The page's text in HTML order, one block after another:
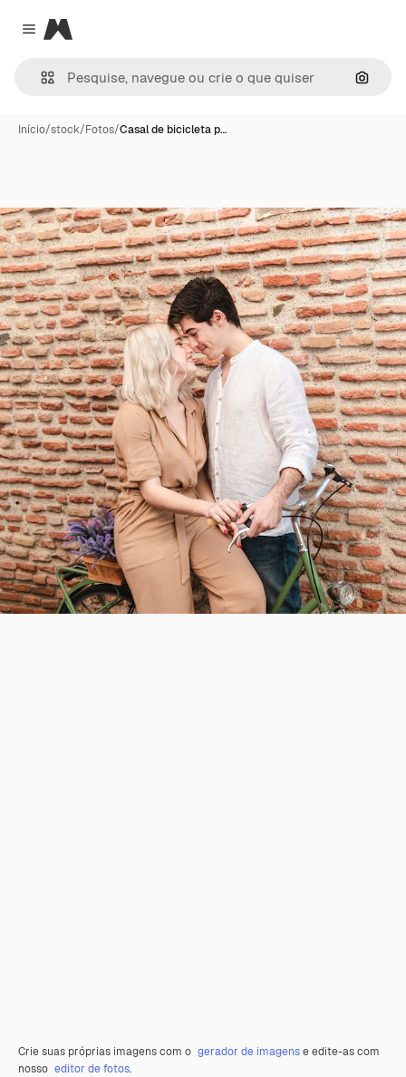
Close menu
Magnific
Início/stock/Fotos/Casal de bicicleta p…
Crie suas próprias imagens com o gerador de imagense edite-as com
nosso editor de fotos.